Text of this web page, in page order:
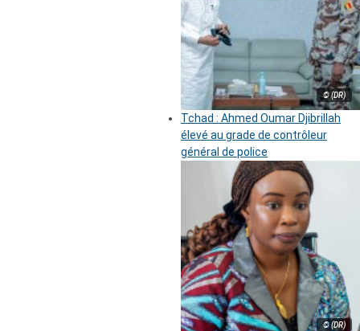
© (DR)
Tchad : Ahmed Oumar Djibrillah
élevé au grade de contrôleur
général de police
© (DR)